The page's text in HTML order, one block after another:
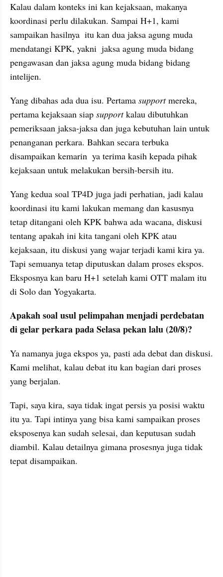
Kalau dalam konteks ini kan kejaksaan, makanya
koordinasi perlu dilakukan. Sampai H+1, kami
sampaikan hasilnya  itu kan dua jaksa agung muda
mendatangi KPK, yakni  jaksa agung muda bidang
pengawasan dan jaksa agung muda bidang bidang
intelijen.
Yang dibahas ada dua isu. Pertama support mereka,
pertama kejaksaan siap support kalau dibutuhkan
pemeriksaan jaksa-jaksa dan juga kebutuhan lain untuk
penanganan perkara. Bahkan secara terbuka
disampaikan kemarin  ya terima kasih kepada pihak
kejaksaan untuk melakukan bersih-bersih itu.
Yang kedua soal TP4D juga jadi perhatian, jadi kalau
koordinasi itu kami lakukan memang dan kasusnya
tetap ditangani oleh KPK bahwa ada wacana, diskusi
tentang apakah ini kita tangani oleh KPK atau
kejaksaan, itu diskusi yang wajar terjadi kami kira ya.
Tapi semuanya tetap diputuskan dalam proses ekspos.
Eksposnya kan baru H+1 setelah kami OTT malam itu
di Solo dan Yogyakarta.
Apakah soal usul pelimpahan menjadi perdebatan
di gelar perkara pada Selasa pekan lalu (20/8)?
Ya namanya juga ekspos ya, pasti ada debat dan diskusi.
Kami melihat, kalau debat itu kan bagian dari proses
yang berjalan.
Tapi, saya kira, saya tidak ingat persis ya posisi waktu
itu ya. Tapi intinya yang bisa kami sampaikan proses
eksposenya kan sudah selesai, dan keputusan sudah
diambil. Kalau detailnya gimana prosesnya juga tidak
tepat disampaikan.